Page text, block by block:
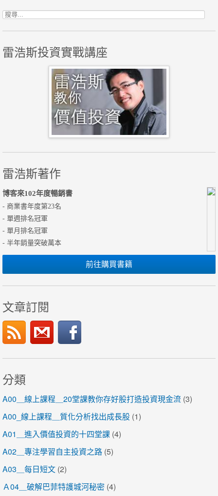
搜尋關鍵字:
雷浩斯投資實戰講座
雷浩斯著作
博客來102年度暢銷書
- 商業書年度第23名
- 單週排名冠軍
- 單月排名冠軍
- 半年銷量突破萬本
前往購買書籍
文章訂閱
分類
A00＿線上課程＿20堂課教你存好股打造投資現金流 (3)
A00_線上課程＿質化分析找出成長股 (1)
A01＿進入價值投資的十四堂課 (4)
A02＿專注學習自主投資之路 (5)
A03＿每日短文 (2)
Ａ04＿破解巴菲特護城河秘密 (4)